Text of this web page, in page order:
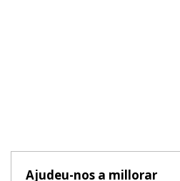
Ajudeu-nos a millorar